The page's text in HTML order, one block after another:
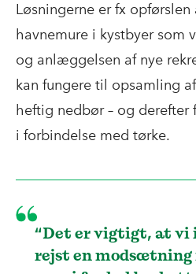
Løsningerne er fx
havnemure i kystbyer
og anlæggelsen af nye
kan fungere til opsamling
heftig nedbør – og derefter
i forbindelse med tørke.
“Det er vigtigt, at vi
rejst en